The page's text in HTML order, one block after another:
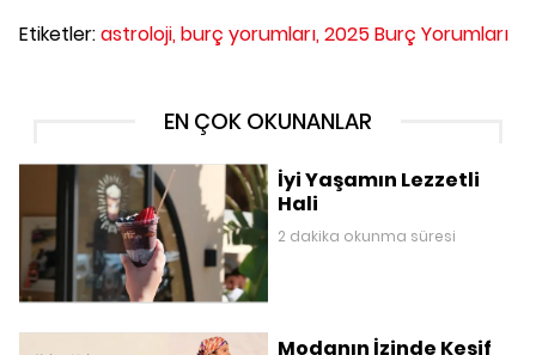
Etiketler:astroloji, burç yorumları, 2025 Burç Yorumları
EN ÇOK OKUNANLAR
İyi Yaşamın Lezzetli
Hali
2 dakika okunma süresi
Modanın İzinde Keşif